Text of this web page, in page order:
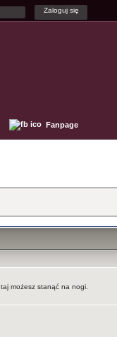
Fanpage
możesz stanąć na nogi.